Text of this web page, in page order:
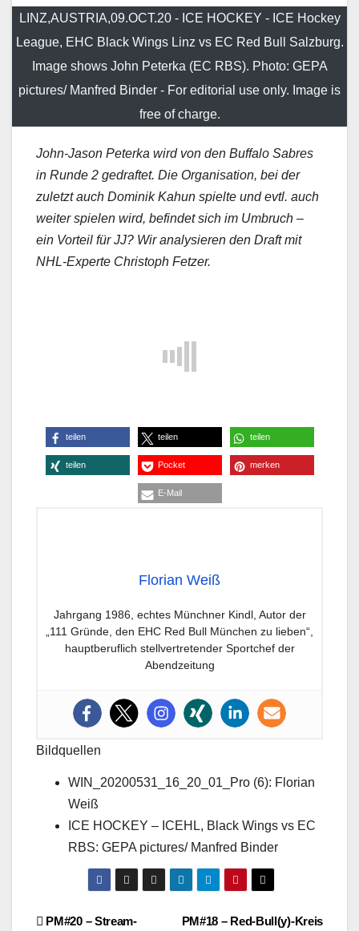
LINZ,AUSTRIA,09.OCT.20 - ICE HOCKEY - ICE Hockey
League, EHC Black Wings Linz vs EC Red Bull Salzburg.
Image shows John Peterka (EC RBS). Photo: GEPA
pictures/ Manfred Binder - For editorial use only. Image is
free of charge.
John-Jason Peterka wird von den Buffalo Sabres
in Runde 2 gedraftet. Die Organisation, bei der
zuletzt auch Dominik Kahun spielte und evtl. auch
weiter spielen wird, befindet sich im Umbruch –
ein Vorteil für JJ? Wir analysieren den Draft mit
NHL-Experte Christoph Fetzer.
teilen teilen teilen
teilen Pocket merken
E-Mail
Florian Weiß
Jahrgang 1986, echtes Münchner Kindl, Autor der
„111 Gründe, den EHC Red Bull München zu lieben“,
hauptberuflich stellvertretender Sportchef der
Abendzeitung
Bildquellen
WIN_20200531_16_20_01_Pro (6): Florian
Weiß
ICE HOCKEY – ICEHL, Black Wings vs EC
RBS: GEPA pictures/ Manfred Binder
PM#18 – Red-Bull(y)-Kreis
PM#20 – Stream-